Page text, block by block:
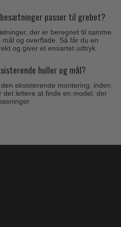
passer til grebet?
der er beregnet til samme
og overflade. Så får du en
og giver et ensartet udtryk.
huller og mål?
eksisterende montering, inden
lettere at finde en model, der